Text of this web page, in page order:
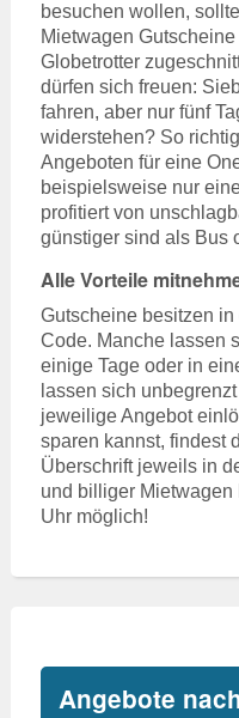
besuchen wollen,
Mietwagen
Globetrotter
dürfen sich freuen:
fahren, aber nur fünf
widerstehen? So
Angeboten für eine
beispielsweise nur
profitiert von
günstiger sind als Bus
Alle Vorteile
Gutscheine besitzen
Code. Manche lassen
einige Tage oder in
lassen sich
jeweilige Angebot
sparen kannst, findest
Überschrift jeweils in
und billiger
Uhr möglich!
Angebote